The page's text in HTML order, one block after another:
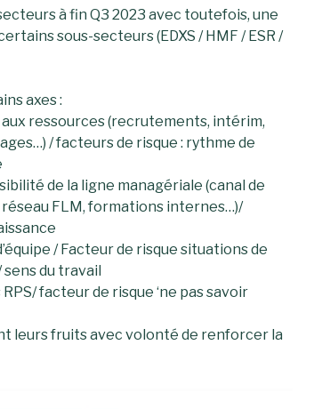
à fin Q3 2023 avec toutefois, une
sous-secteurs (EDXS / HMF / ESR /
axes :
ressources (recrutements, intérim,
/ facteurs de risque : rythme de
de la ligne managériale (canal de
FLM, formations internes…)/
/ Facteur de risque situations de
du travail
facteur de risque ‘ne pas savoir
leurs fruits avec volonté de renforcer la